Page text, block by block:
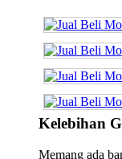
Kelebihan
Memang ada